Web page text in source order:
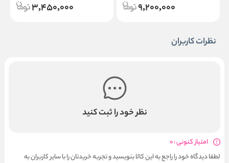
9,200,000
3,450,000
نظرات کاربران
نظر خود را ثبت کنید
امتیاز کنونی : 0
لطفا دیدگاه خود را راجع به این کالا بنویسید و تجربه خریدتان را با سایر کاربران به